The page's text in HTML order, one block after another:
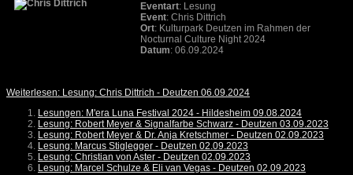
Eventart: Lesung
Event: Chris Dittrich
Ort: Kulturpark Deutzen im Rahmen der
Nocturnal Culture Night 2024
Datum: 06.09.2024
Weiterlesen: Lesung: Chris Dittrich - Deutzen 06.09.2024
Lesungen: M'era Luna Festival 2024 - Hildesheim 09.08.2024
Lesung: Robert Meyer & Signalfarbe Schwarz - Deutzen 03.09.2023
Lesung: Robert Meyer & Dr. Anja Kretschmer - Deutzen 02.09.2023
Lesung: Marcus Stiglegger - Deutzen 02.09.2023
Lesung: Christian von Aster - Deutzen 02.09.2023
Lesung: Marcel Schulze & Eli van Vegas - Deutzen 02.09.2023